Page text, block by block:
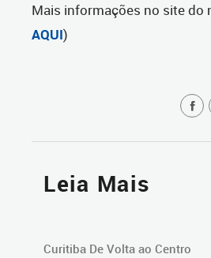
Mais informações no site do
AQUI)
Leia Mais
Curitiba De Volta ao Centro